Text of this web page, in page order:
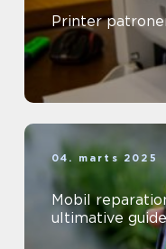
Printer
04. marts 2025
Mobil
ultimative guide